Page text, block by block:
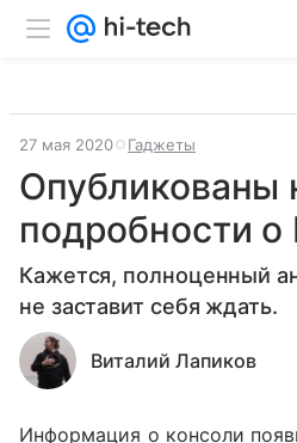
27 мая 2020 Гаджеты
Опубликованы
подробности о
Кажется, полноценный
не заставит себя ждать.
Виталий Лапиков
Информация о консоли